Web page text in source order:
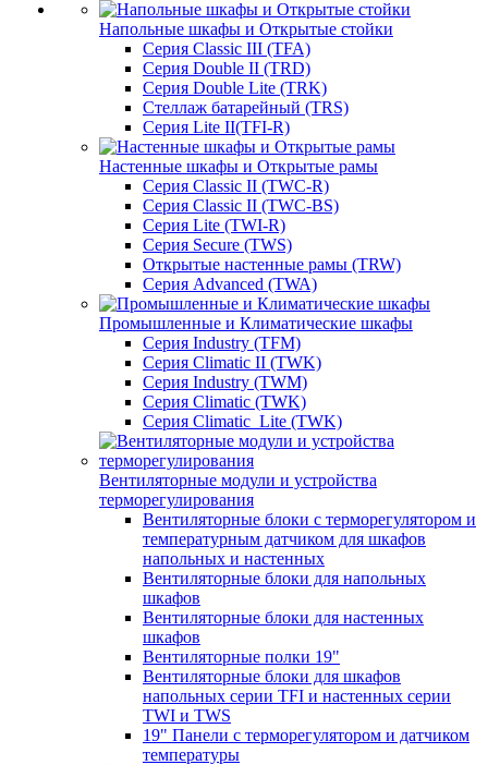
Напольные шкафы и Открытые стойки
Серия Classic III (TFA)
Серия Double II (TRD)
Серия Double Lite (TRK)
Стеллаж батарейный (TRS)
Серия Lite II(TFI-R)
Настенные шкафы и Открытые рамы
Серия Classic II (TWC-R)
Серия Classic II (TWC-BS)
Серия Lite (TWI-R)
Серия Secure (TWS)
Открытые настенные рамы (TRW)
Серия Advanced (TWA)
Промышленные и Климатические шкафы
Серия Industry (TFM)
Серия Climatic II (TWK)
Серия Industry (TWM)
Серия Climatic (TWK)
Серия Climatic_Lite (TWK)
Вентиляторные модули и устройства
терморегулирования
Вентиляторные блоки с терморегулятором и
температурным датчиком для шкафов
напольных и настенных
Вентиляторные блоки для напольных
шкафов
Вентиляторные блоки для настенных
шкафов
Вентиляторные полки 19"
Вентиляторные блоки для шкафов
напольных серии TFI и настенных серии
TWI и TWS
19" Панели с терморегулятором и датчиком
температуры